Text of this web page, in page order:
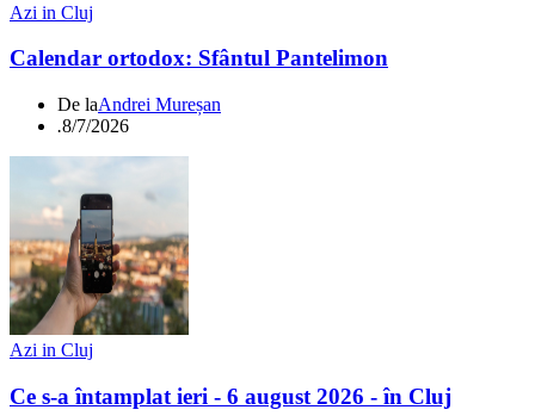
Azi in Cluj
Calendar ortodox: Sfântul Pantelimon
De laAndrei Mureșan
.8/7/2026
Azi in Cluj
Ce s-a întamplat ieri - 6 august 2026 - în Cluj